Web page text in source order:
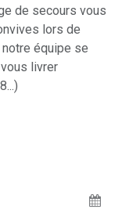
de secours vous
lors de
équipe se
livrer